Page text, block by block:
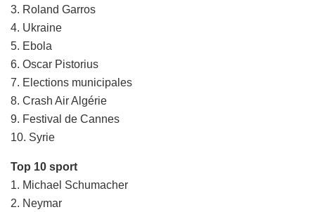
3. Roland Garros
4. Ukraine
5. Ebola
6. Oscar Pistorius
7. Elections municipales
8. Crash Air Algérie
9. Festival de Cannes
10. Syrie
Top 10 sport
1. Michael Schumacher
2. Neymar